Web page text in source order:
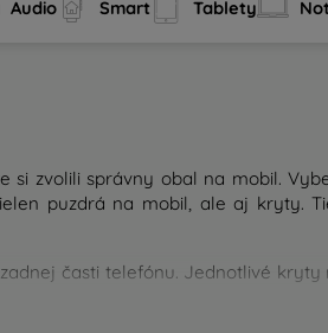
Audio Smart Tablety
si zvolili správny obal na mobil.
puzdrá na mobil, ale aj kryty.
časti telefónu. Jednotlivé kryty